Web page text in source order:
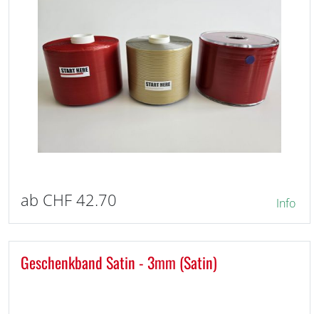
ab CHF 42.70 Info
Geschenkband Satin - 3mm (Satin)